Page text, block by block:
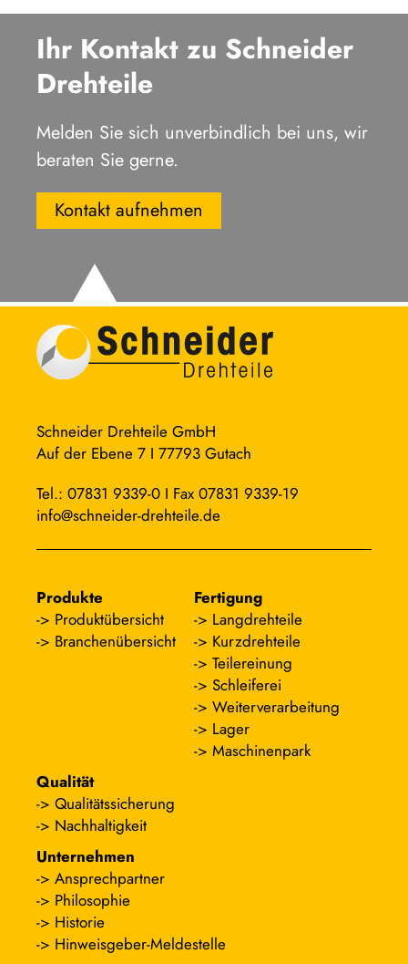
Ihr Kontakt zu Schneider
Drehteile
Melden Sie sich unverbindlich bei uns, wir
beraten Sie gerne.
Kontakt aufnehmen
Schneider Drehteile GmbH
Auf der Ebene 7 I 77793 Gutach
Tel.: 07831 9339-0 I Fax 07831 9339-19
info@schneider-drehteile.de
Produkte
Produktübersicht
Branchenübersicht
Fertigung
Langdrehteile
Kurzdrehteile
Teilereinung
Schleiferei
Weiterverarbeitung
Lager
Maschinenpark
Qualität
Qualitätssicherung
Nachhaltigkeit
Unternehmen
Ansprechpartner
Philosophie
Historie
Hinweisgeber-Meldestelle